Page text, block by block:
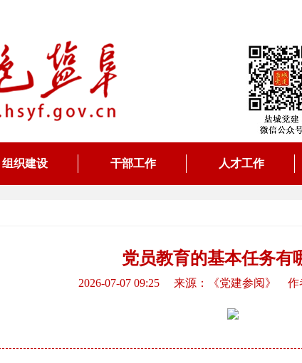
组织建设 干部工作 人才工作
党员教育的基本任务有
2026-07-07 09:25 来源：《党建参阅》